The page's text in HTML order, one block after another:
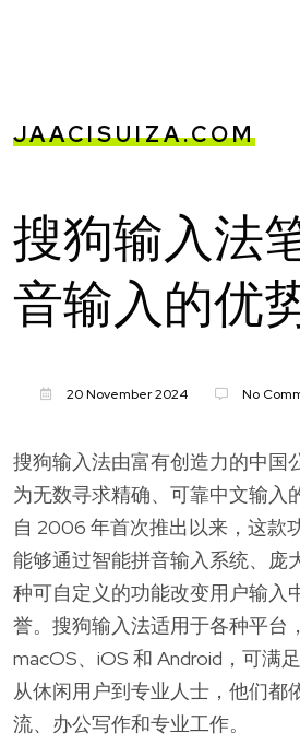
JAACISUIZA.COM
搜狗输入法
音输入的优
20 November 2024 No
搜狗输入法由富有创造力的中国
为无数寻求精确、可靠中文输入
自 2006 年首次推出以来，这款
能够通过智能拼音输入系统、庞
种可自定义的功能改变用户输入
誉。搜狗输入法适用于各种平台
macOS、iOS 和 Android，可满
从休闲用户到专业人士，他们都
流、办公写作和专业工作。